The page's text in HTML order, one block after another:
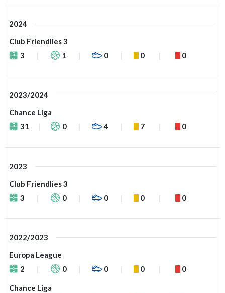
2024
Club Friendlies 3
3
1 0 0 0
2023/2024
Chance Liga
31
0 4 7 0
2023
Club Friendlies 3
3
0 0 0 0
2022/2023
Europa League
2
0 0 0 0
Chance Liga